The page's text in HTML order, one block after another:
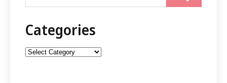
Categories
Categories